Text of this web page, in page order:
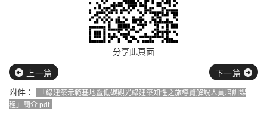
分享此頁面
上一篇
下一篇
附件：
「綠建築示範基地暨低碳觀光綠建築知性之旅導覽解說人員培訓課
程」簡介.pdf